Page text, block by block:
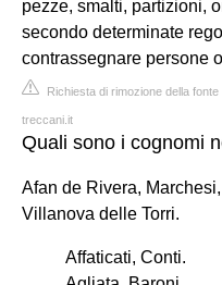
pezze, smalti, partizioni,
secondo determinate
contrassegnare persone
Richiesta di rimozione della fonte
treccani.it
Quali sono i cognomi
Afan de Rivera,
Villanova delle Torri.
Affaticati, Conti.